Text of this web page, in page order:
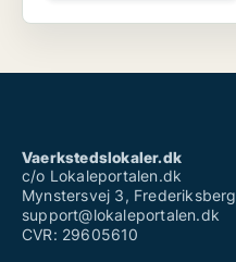
Vaerkstedslokaler.dk
c/o Lokaleportalen.dk
Mynstersvej 3, Frederiksberg
support@lokaleportalen.dk
CVR: 29605610